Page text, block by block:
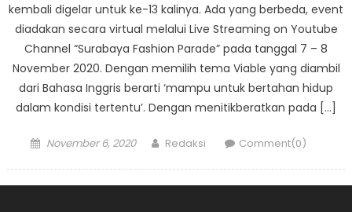
kembali digelar untuk ke-13 kalinya. Ada yang berbeda, event
diadakan secara virtual melalui Live Streaming on Youtube
Channel “Surabaya Fashion Parade” pada tanggal 7 – 8
November 2020. Dengan memilih tema Viable yang diambil
dari Bahasa Inggris berarti ‘mampu untuk bertahan hidup
dalam kondisi tertentu’. Dengan menitikberatkan pada […]
Posted
November 6, 2020 Author
Redaksi Comment(0)